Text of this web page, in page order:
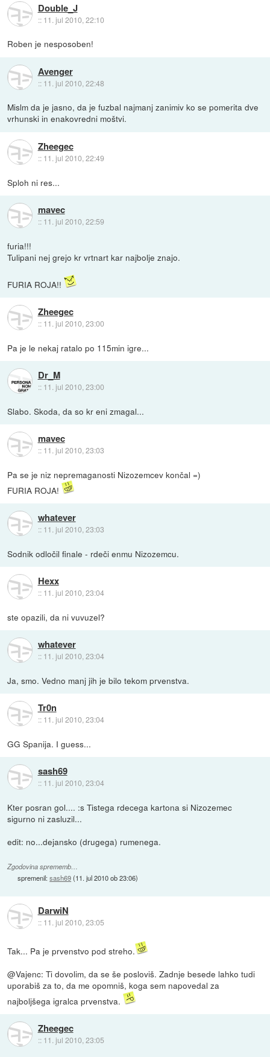
Double_J
:: 11. jul 2010, 22:10
Roben je nesposoben!
Avenger
:: 11. jul 2010, 22:48
Mislm da je jasno, da je fuzbal najmanj zanimiv ko se pomerita dve
vrhunski in enakovredni moštvi.
Zheegec
:: 11. jul 2010, 22:49
Sploh ni res...
mavec
:: 11. jul 2010, 22:59
furia!!!
Tulipani nej grejo kr vrtnart kar najbolje znajo.
FURIA ROJA!!
Zheegec
:: 11. jul 2010, 23:00
Pa je le nekaj ratalo po 115min igre...
Dr_M
:: 11. jul 2010, 23:00
Slabo. Skoda, da so kr eni zmagal...
mavec
:: 11. jul 2010, 23:03
Pa se je niz nepremaganosti Nizozemcev končal =)
FURIA ROJA!
whatever
:: 11. jul 2010, 23:03
Sodnik odločil finale - rdeči enmu Nizozemcu.
Hexx
:: 11. jul 2010, 23:04
ste opazili, da ni vuvuzel?
whatever
:: 11. jul 2010, 23:04
Ja, smo. Vedno manj jih je bilo tekom prvenstva.
Tr0n
:: 11. jul 2010, 23:04
GG Spanija. I guess...
sash69
:: 11. jul 2010, 23:04
Kter posran gol.... :s Tistega rdecega kartona si Nizozemec
sigurno ni zasluzil...
edit: no...dejansko (drugega) rumenega.
Zgodovina sprememb…
spremenil:sash69(11. jul 2010 ob 23:06)
DarwiN
:: 11. jul 2010, 23:05
Tak... Pa je prvenstvo pod streho.
@Vajenc: Ti dovolim, da se še posloviš. Zadnje besede lahko tudi
uporabiš za to, da me opomniš, koga sem napovedal za
najboljšega igralca prvenstva.
Zheegec
:: 11. jul 2010, 23:05